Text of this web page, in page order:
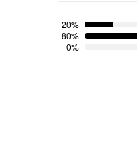
20%
80%
0%